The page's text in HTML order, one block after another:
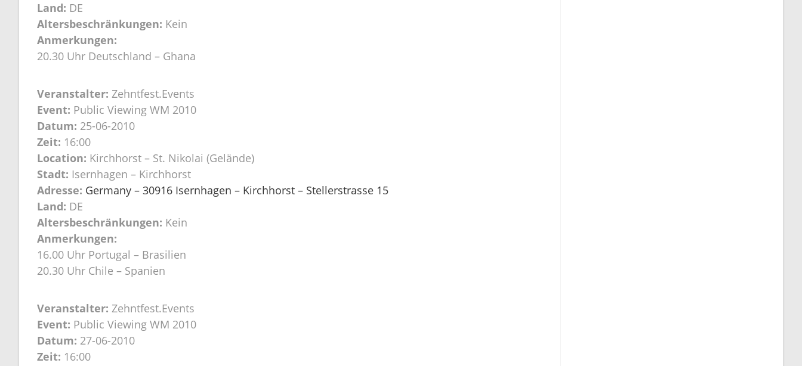
Land: DE
Altersbeschränkungen: Kein
Anmerkungen:
20.30 Uhr Deutschland – Ghana
Veranstalter: Zehntfest.Events
Event: Public Viewing WM 2010
Datum: 25-06-2010
Zeit: 16:00
Location: Kirchhorst – St. Nikolai (Gelände)
Stadt: Isernhagen – Kirchhorst
Adresse: Germany – 30916 Isernhagen – Kirchhorst – Stellerstrasse 15
Land: DE
Altersbeschränkungen: Kein
Anmerkungen:
16.00 Uhr Portugal – Brasilien
20.30 Uhr Chile – Spanien
Veranstalter: Zehntfest.Events
Event: Public Viewing WM 2010
Datum: 27-06-2010
Zeit: 16:00